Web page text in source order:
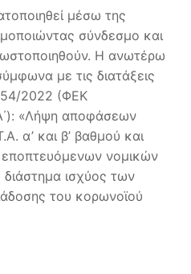
μέσω της
σύνδεσμο και
Η ανωτέρω
με τις διατάξεις
2022 (ΦΕΚ
«Λήψη αποφάσεων
α’ και β’ βαθμού και
εποπτευόμενων νομικών
ισχύος των
του κορωνοϊού